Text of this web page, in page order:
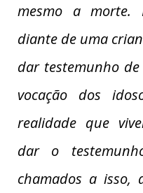
mesmo a morte.
diante de uma
dar testemunho
vocação dos
realidade que
dar o
chamados a isso,